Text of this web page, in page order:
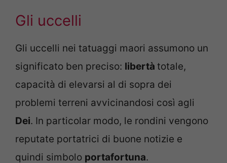
Gli uccelli
Gli uccelli nei tatuaggi maori assumono un
significato ben preciso: libertà totale,
capacità di elevarsi al di sopra dei
problemi terreni avvicinandosi così agli
Dei. In particolar modo, le rondini vengono
reputate portatrici di buone notizie e
quindi simbolo portafortuna.